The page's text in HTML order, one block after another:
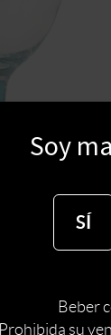
Soy
SÍ
Beber
Prohibida su